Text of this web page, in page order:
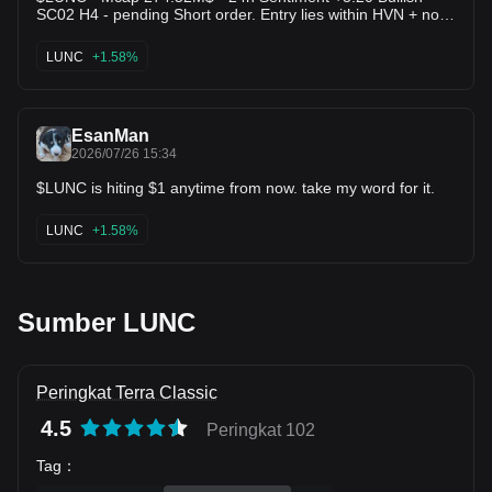
million. While the project remains in a recovery phase,
continue to drive community attention. DYOR. #Lunch
SC02 H4 - pending Short order. Entry lies within HVN + not
around 4.80% wide. The downtrend has lasted 46 days 16
hours, with the largest recorded price decline at 34.66%. If
LUNC +1.58%
EsanMan
2026/07/26 15:34
$LUNC is hiting $1 anytime from now. take my word for it.
LUNC +1.58%
Sumber LUNC
Peringkat Terra Classic
4.5 Peringkat 102
Tag ：